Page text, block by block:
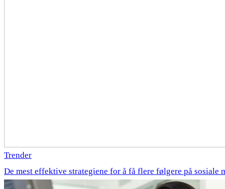
Trender
De mest effektive strategiene for å få flere følgere på sosiale